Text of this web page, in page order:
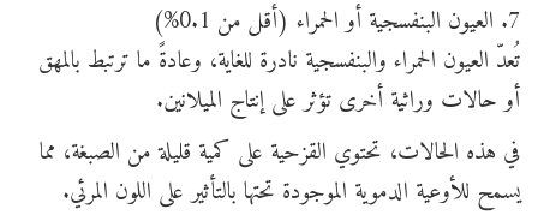
7. العيون البنفسجية أو الحمراء (أقل من 0.1%)
تُعدّ العيون الحمراء والبنفسجية نادرة للغاية، وعادةً ما ترتبط بالمهق
أو حالات وراثية أخرى تؤثر على إنتاج الميلانين.
في هذه الحالات، تحتوي القزحية على كمية قليلة من الصبغة، مما
يسمح للأوعية الدموية الموجودة تحتها بالتأثير على اللون المرئي.